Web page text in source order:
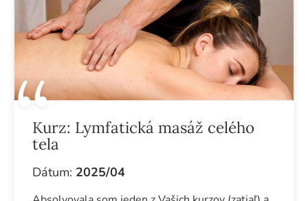
Kurz: Lymfatická masáž celého
tela
Dátum: 2025/04